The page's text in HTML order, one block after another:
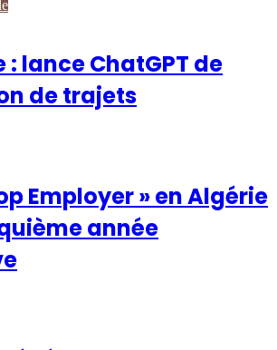
: lance ChatGPT de
de trajets
Employer » en Algérie
année